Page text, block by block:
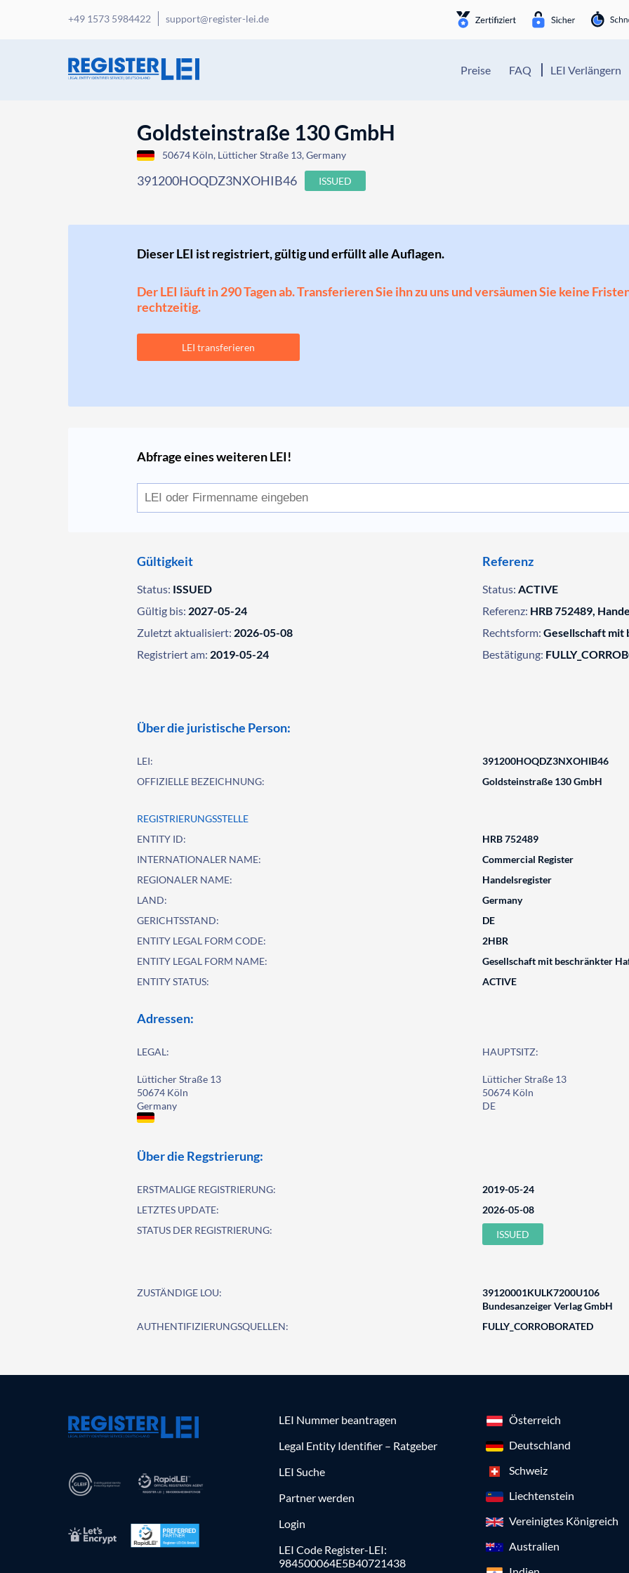
+49 1573 5984422 support@register-lei.de
Preise FAQ LEI Verlängern
Goldsteinstraße 130 GmbH
50674 Köln, Lütticher Straße 13, Germany
391200HOQDZ3NXOHIB46 ISSUED
Dieser LEI ist registriert, gültig und erfüllt alle Auflagen.
Der LEI läuft in 290 Tagen ab. Transferieren Sie ihn zu uns und versäumen Sie keine
rechtzeitig.
LEI transferieren
Abfrage eines weiteren LEI!
Gültigkeit
Status: ISSUED
Gültig bis: 2027-05-24
Zuletzt aktualisiert: 2026-05-08
Registriert am: 2019-05-24
Referenz
Status: ACTIVE
Referenz: HRB 752489,
Rechtsform: Gesellschaft mit
Bestätigung:
Über die juristische Person:
LEI:
391200HOQDZ3NXOHIB46
OFFIZIELLE BEZEICHNUNG:
Goldsteinstraße 130 GmbH
REGISTRIERUNGSSTELLE
ENTITY ID:
HRB 752489
INTERNATIONALER NAME:
Commercial Register
REGIONALER NAME:
Handelsregister
LAND:
Germany
GERICHTSSTAND:
DE
ENTITY LEGAL FORM CODE:
2HBR
ENTITY LEGAL FORM NAME:
Gesellschaft mit beschränkter
ENTITY STATUS:
ACTIVE
Adressen:
LEGAL:
Lütticher Straße 13
50674 Köln
Germany
HAUPTSITZ:
Lütticher Straße 13
50674 Köln
DE
Über die Regstrierung:
ERSTMALIGE REGISTRIERUNG:
2019-05-24
LETZTES UPDATE:
2026-05-08
STATUS DER REGISTRIERUNG:
ISSUED
ZUSTÄNDIGE LOU:
39120001KULK7200U106
Bundesanzeiger Verlag GmbH
AUTHENTIFIZIERUNGSQUELLEN:
FULLY_CORROBORATED
LEI Nummer beantragen
Legal Entity Identifier – Ratgeber
LEI Suche
Partner werden
Login
LEI Code Register-LEI:
984500064E5B40721438
Österreich
Deutschland
Schweiz
Liechtenstein
Vereinigtes Königreich
Australien